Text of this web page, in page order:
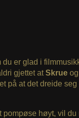
du er glad i
gjettet atSkrueog
på at det dreide seg
pompøse høyt, vil du